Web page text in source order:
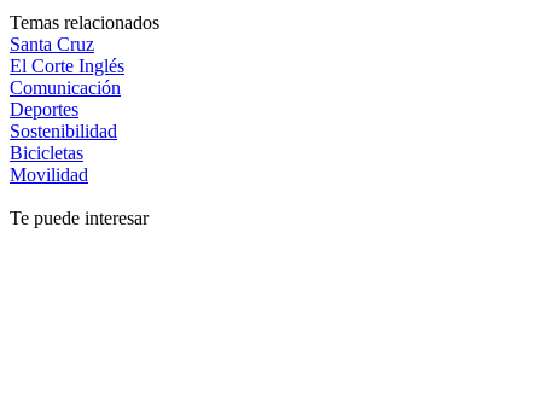
Temas relacionados
Santa Cruz
El Corte Inglés
Comunicación
Deportes
Sostenibilidad
Bicicletas
Movilidad
Te puede interesar